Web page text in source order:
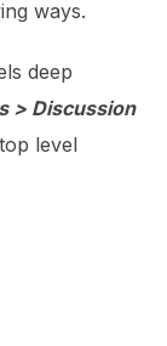
ways.
deep
> Discussion
level